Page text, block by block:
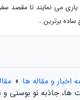
می نمایند تا مقصد
برترین...
اخبار و مقاله ها »
ها، جاذبه نو بوسنی و